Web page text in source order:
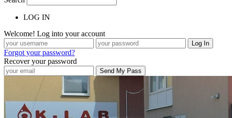
LOG IN
Welcome! Log into your account
Forgot your password?
Recover your password